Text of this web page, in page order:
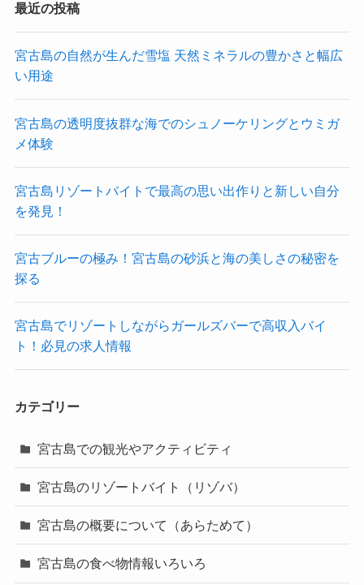
最近の投稿
宮古島の自然が生んだ雪塩 天然ミネラルの豊かさと幅広
い用途
宮古島の透明度抜群な海でのシュノーケリングとウミガ
メ体験
宮古島リゾートバイトで最高の思い出作りと新しい自分
を発見！
宮古ブルーの極み！宮古島の砂浜と海の美しさの秘密を
探る
宮古島でリゾートしながらガールズバーで高収入バイ
ト！必見の求人情報
カテゴリー
宮古島での観光やアクティビティ
宮古島のリゾートバイト（リゾバ）
宮古島の概要について（あらためて）
宮古島の食べ物情報いろいろ